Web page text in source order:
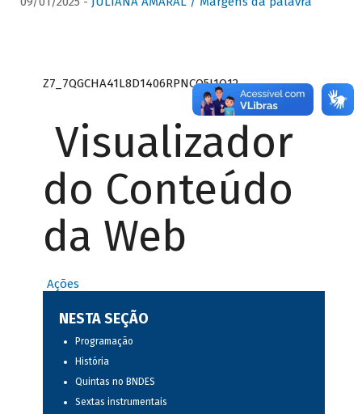
Z7_7QGCHA41L8D1406RPNCQ5J1O12
Visualizador
do Conteúdo
da Web
Ações
NESTA SEÇÃO
Programação
História
Quintas no BNDES
Sextas instrumentais